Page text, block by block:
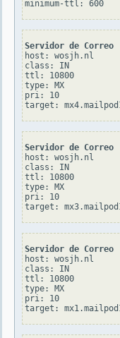
Servidor de Correo
host: wosjh.nl
class: IN
ttl: 10800
type: MX
pri: 10
Servidor de Correo
host: wosjh.nl
class: IN
ttl: 10800
type: MX
pri: 10
Servidor de Correo
host: wosjh.nl
class: IN
ttl: 10800
type: MX
pri: 10